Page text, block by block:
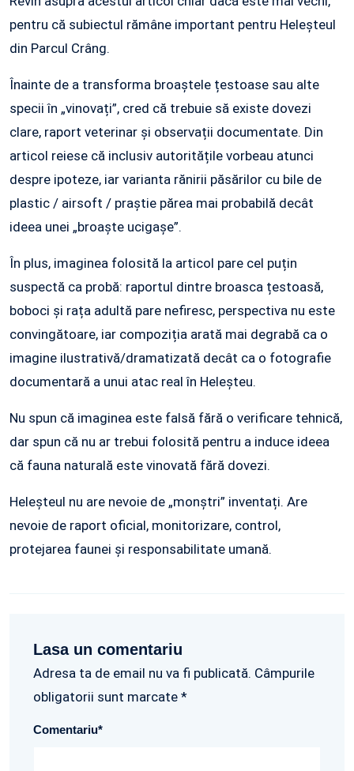
pentru că subiectul rămâne important pentru Heleșteul
din Parcul Crâng.
Înainte de a transforma broaștele țestoase sau alte
specii în „vinovați”, cred că trebuie să existe dovezi
clare, raport veterinar și observații documentate. Din
articol reiese că inclusiv autoritățile vorbeau atunci
despre ipoteze, iar varianta rănirii păsărilor cu bile de
plastic / airsoft / praștie părea mai probabilă decât
ideea unei „broaște ucigașe”.
În plus, imaginea folosită la articol pare cel puțin
suspectă ca probă: raportul dintre broasca țestoasă,
boboci și rața adultă pare nefiresc, perspectiva nu este
convingătoare, iar compoziția arată mai degrabă ca o
imagine ilustrativă/dramatizată decât ca o fotografie
documentară a unui atac real în Heleșteu.
Nu spun că imaginea este falsă fără o verificare tehnică,
dar spun că nu ar trebui folosită pentru a induce ideea
că fauna naturală este vinovată fără dovezi.
Heleșteul nu are nevoie de „monștri” inventați. Are
nevoie de raport oficial, monitorizare, control,
protejarea faunei și responsabilitate umană.
Lasa un comentariu
Adresa ta de email nu va fi publicată. Câmpurile
obligatorii sunt marcate *
Comentariu*